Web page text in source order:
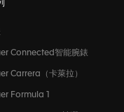
Connected智能腕錶
Carrera（卡萊拉）
Formula 1